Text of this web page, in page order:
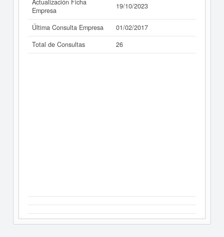
Actualización Ficha
Empresa
19/10/2023
Última Consulta Empresa
01/02/2017
Total de Consultas
26